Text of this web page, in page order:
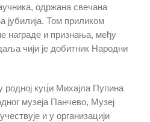
одржана свечана
јубилија. Том приликом
награде и признања, међу
чији је добитник Народни
родној куц́и Михајла Пупина
музеја Панчево, Музеј
и у организацији